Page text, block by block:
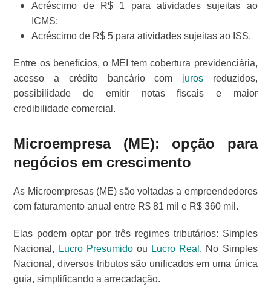
Acréscimo de R$ 1 para atividades sujeitas ao
ICMS;
Acréscimo de R$ 5 para atividades sujeitas ao ISS.
Entre os benefícios, o MEI tem cobertura previdenciária,
acesso a crédito bancário com jurosreduzidos,
possibilidade de emitir notas fiscais e maior
credibilidade comercial.
Microempresa(ME): opção para
negócios em crescimento
As Microempresas (ME) são voltadas a empreendedores
com faturamento anual entre R$ 81 mil e R$ 360 mil.
Elas podem optar por três regimes tributários: Simples
Nacional,
Lucro Presumidoou Lucro Real . No Simples
Nacional, diversos tributos são unificados em uma única
guia, simplificando a arrecadação.